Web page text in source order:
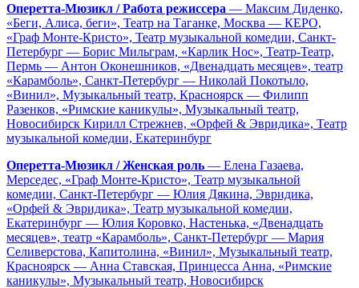
Оперетта-Мюзикл / Работа режиссера — Максим Диденко,
«Беги, Алиса, беги», Театр на Таганке, Москва — КЕРО,
«Граф Монте-Кристо», Театр музыкальной комедии, Санкт-
Петербург — Борис Мильграм, «Карлик Нос», Театр-Театр,
Пермь — Антон Оконешников, «Двенадцать месяцев», театр
«Карамболь», Санкт-Петербург — Николай Покотыло,
«Винил», Музыкальный театр, Красноярск — Филипп
Разенков, «Римские каникулы», Музыкальный театр,
Новосибирск Кирилл Стрежнев, «Орфей & Эвридика», Театр
музыкальной комедии, Екатеринбург
Оперетта-Мюзикл / Женская роль — Елена Газаева,
Мерседес, «Граф Монте-Кристо», Театр музыкальной
комедии, Санкт-Петербург — Юлия Дякина, Эвридика,
«Орфей & Эвридика», Театр музыкальной комедии,
Екатеринбург — Юлия Коровко, Настенька, «Двенадцать
месяцев», театр «Карамболь», Санкт-Петербург — Мария
Селиверстова, Капитолина, «Винил», Музыкальный театр,
Красноярск — Анна Ставская, Принцесса Анна, «Римские
каникулы», Музыкальный театр, Новосибирск